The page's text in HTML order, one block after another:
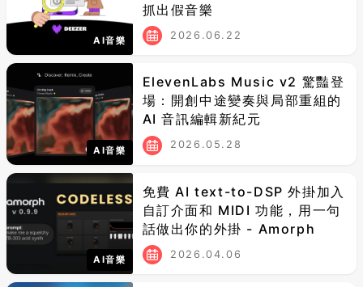
AI音樂
抓出假音樂
2026.06.22
AI音樂
ElevenLabs Music v2 驚豔登
場：開創中途變奏與局部重組的
AI 音訊編輯新紀元
2026.05.28
AI音樂
免費 AI text-to-DSP 外掛加入
自訂介面和 MIDI 功能，用一句
話做出你的外掛 - Amorph
2026.04.06